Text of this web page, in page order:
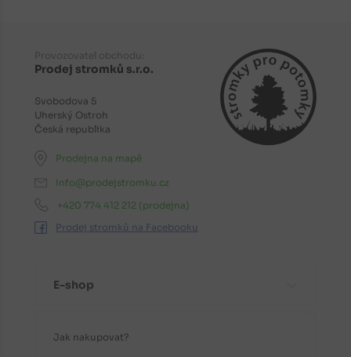
Provozovatel obchodu:
Prodej stromků s.r.o.
Svobodova 5
Uherský Ostroh
Česká republika
Prodejna na mapě
info@prodejstromku.cz
+420 774 412 212 (prodejna)
Prodej stromků na Facebooku
E-shop
Jak nakupovat?